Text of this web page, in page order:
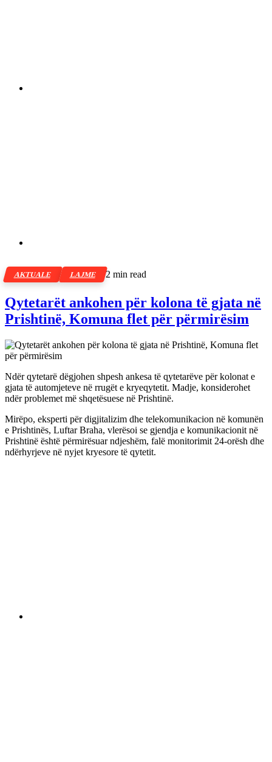
AKTUALE LAJME 2 min read
Qytetarët ankohen për kolona të gjata në
Prishtinë, Komuna flet për përmirësim
Ndër qytetarë dëgjohen shpesh ankesa të qytetarëve për kolonat e
gjata të automjeteve në rrugët e kryeqytetit. Madje, konsiderohet
ndër problemet më shqetësuese në Prishtinë.
Mirëpo, eksperti për digjitalizim dhe telekomunikacion në komunën
e Prishtinës, Luftar Braha, vlerësoi se gjendja e komunikacionit në
Prishtinë është përmirësuar ndjeshëm, falë monitorimit 24-orësh dhe
ndërhyrjeve në nyjet kryesore të qytetit.